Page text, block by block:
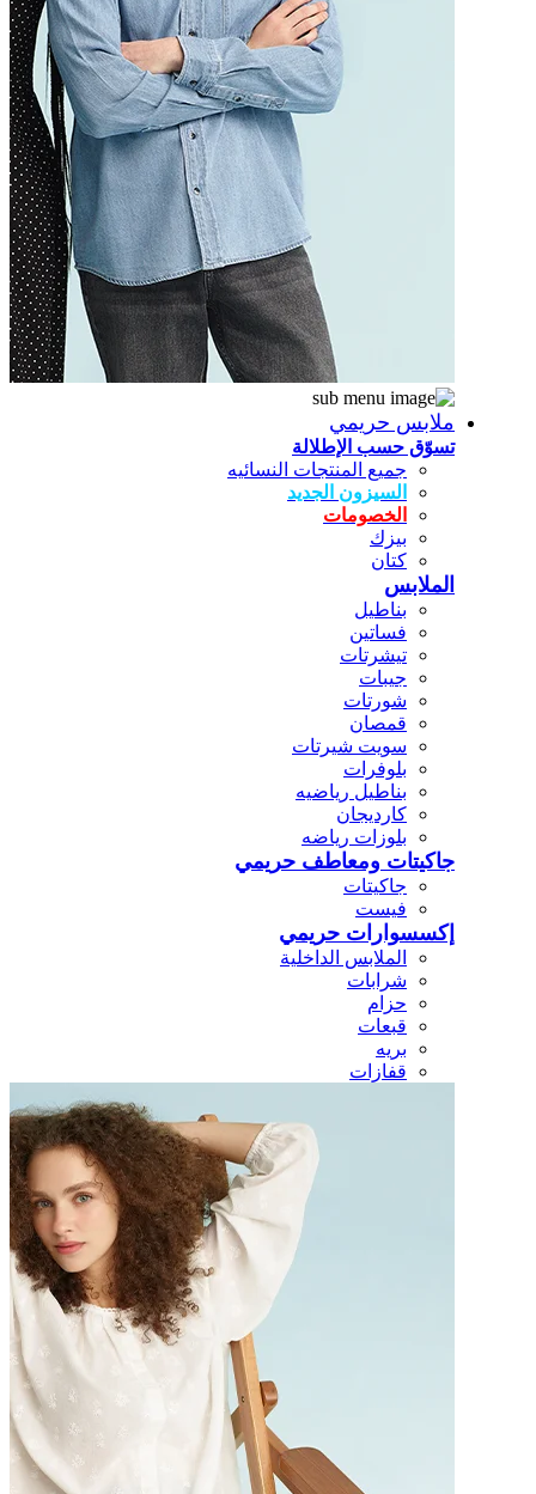
ملابس حريمي
تسوّق حسب الإطلالة
جميع المنتجات النسائيه
السيزون الجديد
الخصومات
بيزك
كتان
الملابس
بناطيل
فساتين
تيشرتات
جيبات
شورتات
قمصان
سويت شيرتات
بلوفرات
بناطيل رياضيه
كارديجان
بلوزات رياضه
جاكيتات ومعاطف حريمي
جاكيتات
فيست
إكسسوارات حريمي
الملابس الداخلية
شرابات
حزام
قبعات
بريه
قفازات